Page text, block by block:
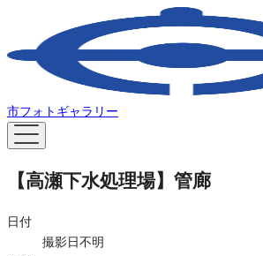
市フォトギャラリー
【高瀬下水処理場】管廊
日付
撮影日不明